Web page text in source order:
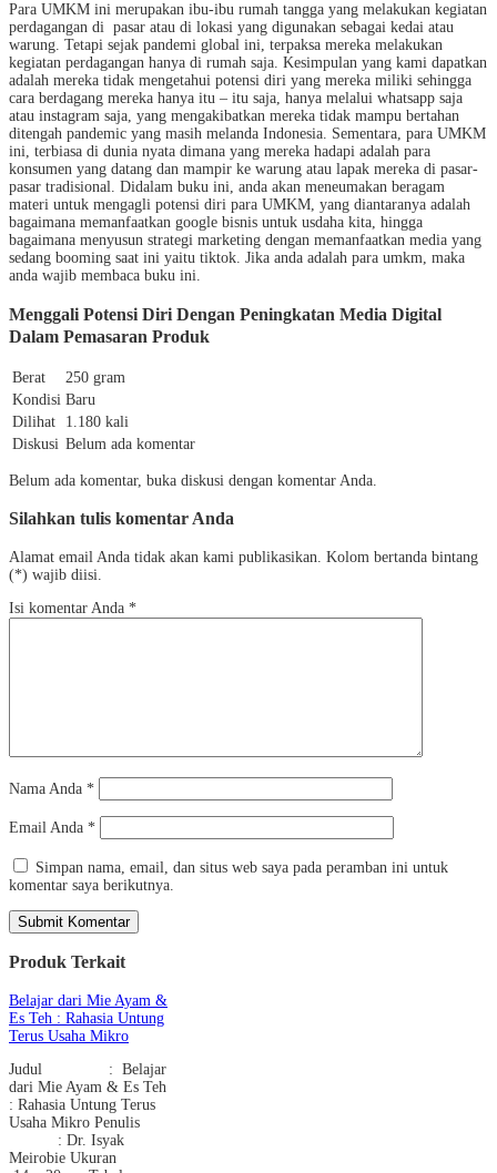
Para UMKM ini merupakan ibu-ibu rumah tangga yang melakukan kegiatan
perdagangan di pasar atau di lokasi yang digunakan sebagai kedai atau
warung. Tetapi sejak pandemi global ini, terpaksa mereka melakukan
kegiatan perdagangan hanya di rumah saja. Kesimpulan yang kami dapatkan
adalah mereka tidak mengetahui potensi diri yang mereka miliki sehingga
cara berdagang mereka hanya itu – itu saja, hanya melalui whatsapp saja
atau instagram saja, yang mengakibatkan mereka tidak mampu bertahan
ditengah pandemic yang masih melanda Indonesia. Sementara, para UMKM
ini, terbiasa di dunia nyata dimana yang mereka hadapi adalah para
konsumen yang datang dan mampir ke warung atau lapak mereka di pasar-
pasar tradisional. Didalam buku ini, anda akan meneumakan beragam
materi untuk mengagli potensi diri para UMKM, yang diantaranya adalah
bagaimana memanfaatkan google bisnis untuk usdaha kita, hingga
bagaimana menyusun strategi marketing dengan memanfaatkan media yang
sedang booming saat ini yaitu tiktok. Jika anda adalah para umkm, maka
anda wajib membaca buku ini.
Menggali Potensi Diri Dengan Peningkatan Media Digital
Dalam Pemasaran Produk
Berat
250 gram
Kondisi Baru
Dilihat
1.180 kali
Diskusi Belum ada komentar
Belum ada komentar, buka diskusi dengan komentar Anda.
Silahkan tulis komentar Anda
Alamat email Anda tidak akan kami publikasikan. Kolom bertanda bintang
(*) wajib diisi.
Isi komentar Anda *
Nama Anda *
Email Anda *
Simpan nama, email, dan situs web saya pada peramban ini untuk
komentar saya berikutnya.
Produk Terkait
Belajar dari Mie Ayam &
Es Teh : Rahasia Untung
Terus Usaha Mikro
Judul : Belajar
dari Mie Ayam & Es Teh
: Rahasia Untung Terus
Usaha Mikro Penulis
: Dr. Isyak
Meirobie Ukuran